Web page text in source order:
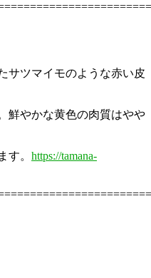
サツマイモのような赤い皮
鮮やかな黄色の肉質はやや
す。 https://tamana-